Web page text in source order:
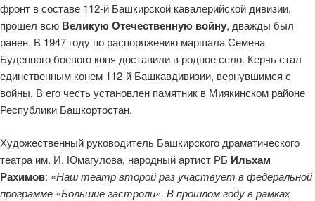
фронт в составе 112-й Башкирской кавалерийской дивизии,
прошел всю Великую Отечественную войну, дважды был
ранен. В 1947 году по распоряжению маршала Семена
Буденного боевого коня доставили в родное село. Керчь стал
единственным конем 112-й Башкавдивизии, вернувшимся с
войны. В его честь установлен памятник в Миякинском районе
Республики Башкортостан.
Художественный руководитель Башкирского драматического
театра им. И. Юмагулова, народный артист РБ Ильхам
Рахимов: «Наш театр второй раз участвует в федеральной
программе «Большие гастроли». В прошлом году в рамках